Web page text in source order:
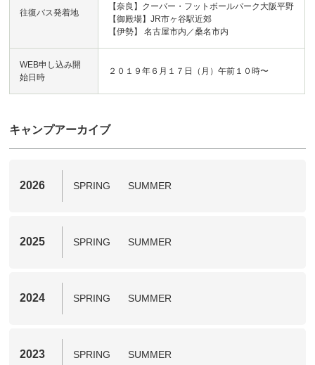
往復バス発着地
【奈良】クーバー・フットボールパーク大阪平野
【御殿場】JR市ヶ谷駅近郊
【伊勢】 名古屋市内／桑名市内
WEB申し込み開
始日時
２０１９年６月１７日（月）午前１０時〜
キャンプアーカイブ
2026 SPRING SUMMER
2025 SPRING SUMMER
2024 SPRING SUMMER
2023 SPRING SUMMER